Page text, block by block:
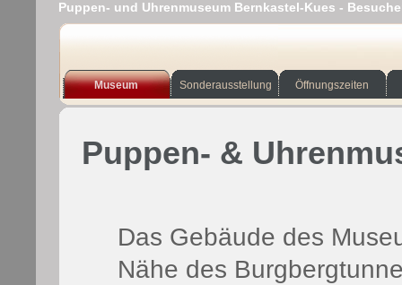
Puppen- und Uhrenmuseum Bernkastel-Kues -
Museum Sonderausstellung Öffnungszeiten
Puppen- &
Das Gebäude des
Nähe des